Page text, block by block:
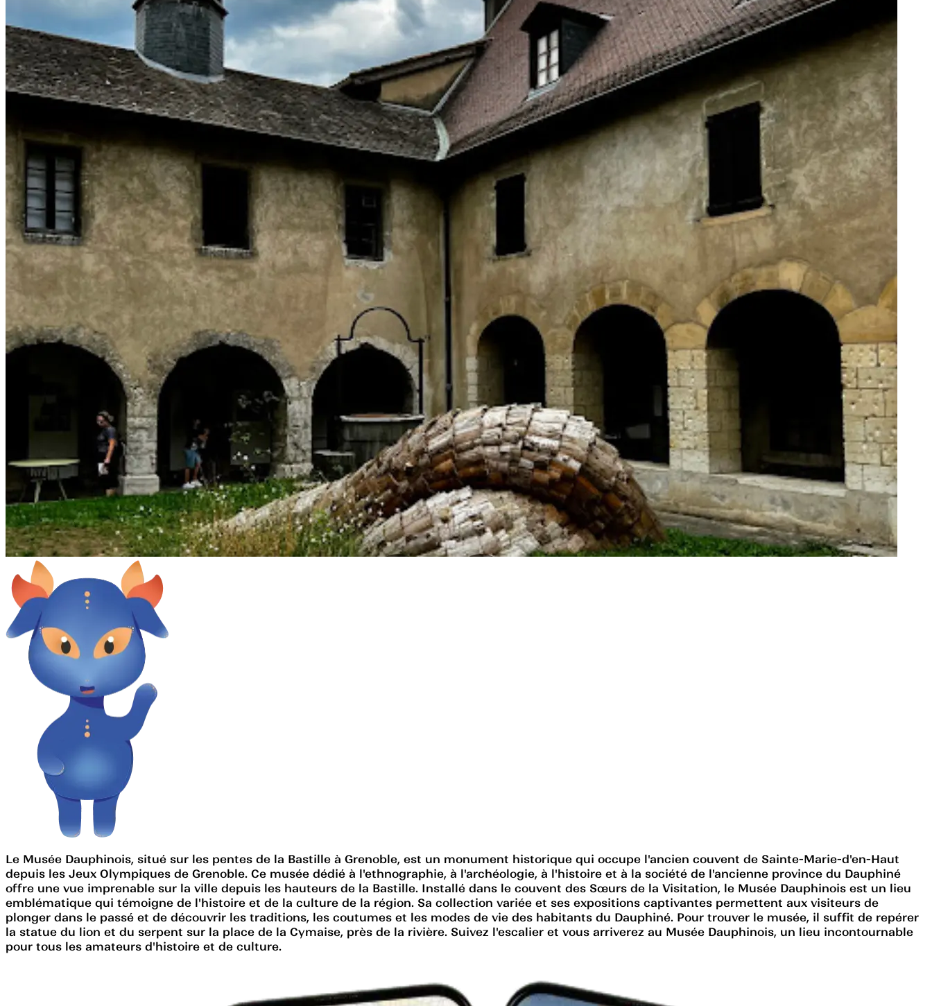
Le Musée Dauphinois, situé sur les pentes de la Bastille à Grenoble, est un monument historique qui occupe l'ancien couvent de Sainte-Marie-d'en-Haut
depuis les Jeux Olympiques de Grenoble. Ce musée dédié à l'ethnographie, à l'archéologie, à l'histoire et à la société de l'ancienne province du Dauphiné
offre une vue imprenable sur la ville depuis les hauteurs de la Bastille. Installé dans le couvent des Sœurs de la Visitation, le Musée Dauphinois est un lieu
emblématique qui témoigne de l'histoire et de la culture de la région. Sa collection variée et ses expositions captivantes permettent aux visiteurs de
plonger dans le passé et de découvrir les traditions, les coutumes et les modes de vie des habitants du Dauphiné. Pour trouver le musée, il suffit de repérer
la statue du lion et du serpent sur la place de la Cymaise, près de la rivière. Suivez l'escalier et vous arriverez au Musée Dauphinois, un lieu incontournable
pour tous les amateurs d'histoire et de culture.